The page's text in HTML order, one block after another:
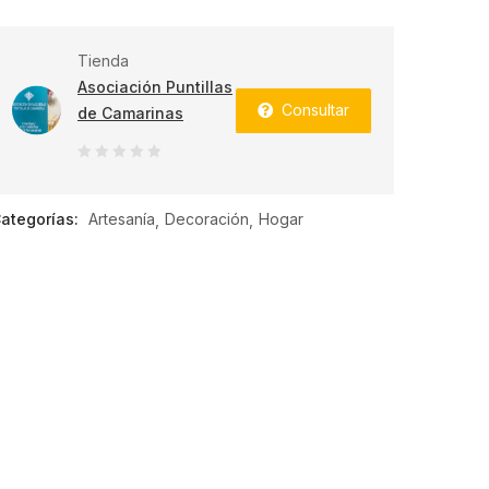
Tienda
Asociación Puntillas
de Camarinas
Consultar
Artesanía Decoración Hogar